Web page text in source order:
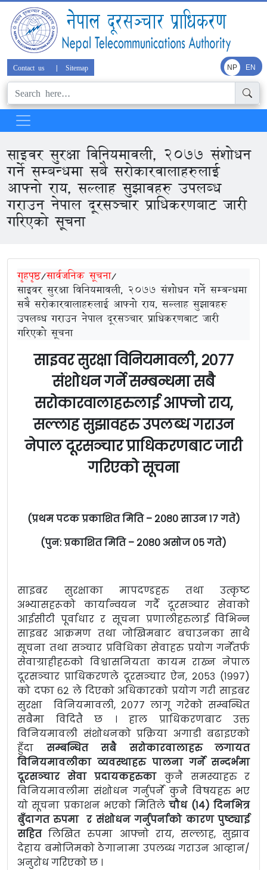
Contact us | Sitemap NP EN
साइवर सुरक्षा विनियमावली, २०७७ संशोधन
गर्ने सम्बन्धमा सबै सरोकारवालाहरुलाई
आफ्नो राय, सल्लाह सुझावहरु उपलब्ध
गराउन नेपाल दूरसञ्‍चार प्राधिकरणबाट जारी
गरिएको सूचना
गृहपृष्ठ/सार्वजनिक सूचना/
साइवर सुरक्षा विनियमावली, २०७७ संशोधन गर्ने सम्बन्धमा
सबै सरोकारवालाहरुलाई आफ्नो राय, सल्लाह सुझावहरु
उपलब्ध गराउन नेपाल दूरसञ्‍चार प्राधिकरणबाट जारी
गरिएको सूचना
साइवर सुरक्षा विनियमावली, २०७७
संशोधन गर्ने सम्बन्धमा सबै
सरोकारवालाहरुलाई आफ्नो राय,
सल्लाह सुझावहरु उपलब्ध गराउन
नेपाल दूरसञ्‍चार प्राधिकरणबाट जारी
गरिएको सूचना
(प्रथम पटक प्रकाशित मिति– २०८० साउन १७गते)
(पुन: प्रकाशित मिति– २०८० असोज ०५गते)
साइबर सुरक्षाका मापदण्डहरु तथा उत्कृष्ट
अभ्यासहरूको कार्यान्वयन गर्दै दूरसञ्चार सेवाको
आईसीटी पूर्वाधार र सूचना प्रणालीहरुलाई विभिन्न
साइबर आक्रमण तथा जोखिमबाट बचाउनका साथै
सूचना तथा सञ्‍चार प्रविधिका सेवाहरु प्रयोग गर्नेतर्फ
सेवाग्राहीहरुको विश्वासनियता कायम राख्न नेपाल
दूरसञ्‍चार प्राधिकरणले दूरसञ्‍चार ऐन, २०५३ (१९९७)
को दफा ६२ ले दिएको अधिकारको प्रयोग गरी साइबर
सुरक्षा विनियमावली, २०७७ लागू गरेको सम्बन्धित
सबैमा विदितै छ । हाल प्राधिकरणबाट उक्त
विनियमावली संशोधनको प्रक्रिया अगाडी बढाइएको
हुँदा सम्बन्धित सबै
सरोकारवालाहरु लगायत
विनियमावलीका व्यवस्थाहरु पालना गर्ने सन्दर्भमा
दूरसञ्‍चार सेवा प्रदायकहरुकाकुनै समस्याहरु र
विनियमावलीमा संशोधन गर्नुपर्ने कुनै विषयहरु भए
यो सूचना प्रकाशन भएको मितिलेचौध (१४) दिनभित्र
बुँदागत रुपमा र संशोधन गर्नुपर्नाको कारण पुष्ट्याई
सहितलिखित रुपमा आफ्नो राय, सल्लाह, सुझाव
देहाय बमोजिमको ठेगानामा उपलब्ध गराउन आव्हान/
अनुरोध गरिएको छ ।